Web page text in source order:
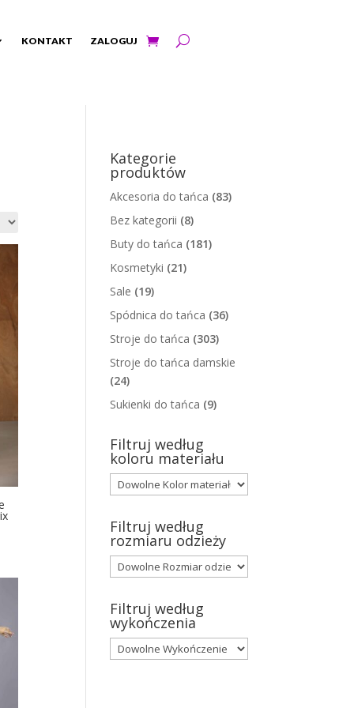
KONTAKT ZALOGUJ
Kategorie
produktów
Akcesoria do tańca (83)
Bez kategorii (8)
Buty do tańca (181)
Kosmetyki (21)
Sale (19)
Spódnica do tańca (36)
Stroje do tańca (303)
Stroje do tańca damskie
(24)
Sukienki do tańca (9)
Filtruj według
koloru materiału
Filtruj według
rozmiaru odzieży
Filtruj według
wykończenia